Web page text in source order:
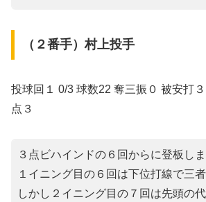
（２番手）村上投手
投球回１ 0/3 球数22 奪三振０ 被安打
点３
３点ビハインドの６回からに登板しま
１イニング目の６回は下位打線で三者
しかし２イニング目の７回は先頭の